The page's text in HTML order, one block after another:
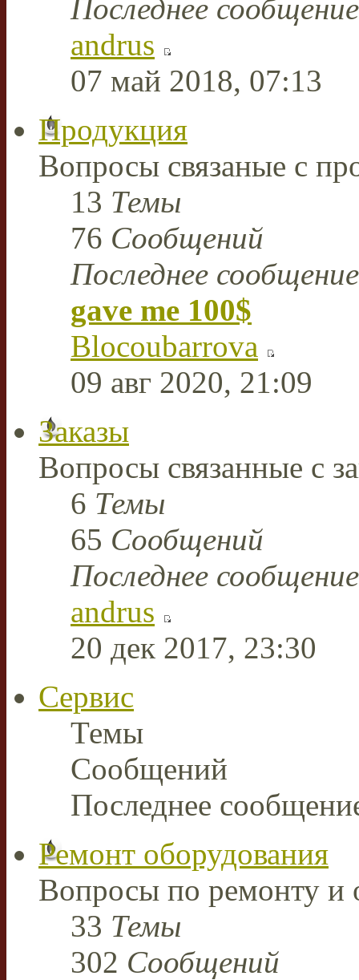
Последнее сообщение
andrus
07 май 2018, 07:13
Продукция
Вопросы связаные с
13 Темы
76 Сообщений
Последнее сообщение
gave me 100$
Blocoubarrova
09 авг 2020, 21:09
Заказы
Вопросы связанные с
6 Темы
65 Сообщений
Последнее сообщение
andrus
20 дек 2017, 23:30
Сервис
Темы
Сообщений
Последнее
Ремонт оборудования
Вопросы по ремонту и
33 Темы
302 Сообщений